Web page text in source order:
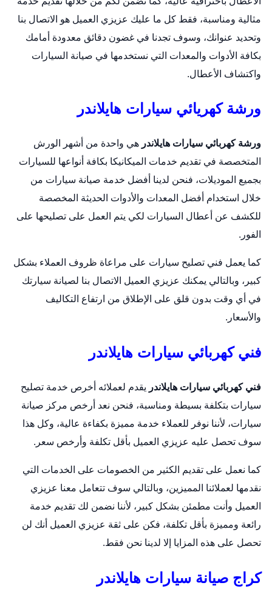
مثالية ومناسبة، فقط كل ما عليك عزيزي العميل هو الاتصال بنا
وتحديد عنوانك، وسوف تجدنا في غضون دقائق معدودة أمامك
بكافة الأدوات والمعدات التي نستخدمها في صيانة السيارات
واكتشاف الأعطال.
ورشة كهريائي سيارات هايلاندر
ورشة كهربائي سيارات هايلاندر هي واحدة من أشهر الورش
المتخصصة في تقديم خدمات الميكانيكا بكافة أنواعها للسيارات
بجميع الموديلات، فنحن لدينا أفضل خدمة صيانة سيارات من
خلال استخدام أفضل المعدات والأدوات الحديثة المخصصة
للكشف عن أعطال السيارات لكي يتم العمل على تصليحها على
الفور.
كما يعمل فني تصليح سيارات على مراعاة ظروف العملاء بشكل
كبير، وبالتالي يمكنك عزيزي العميل الاتصال بنا لصيانة سيارتك
في أي وقت بدون قلق على الإطلاق من ارتفاع التكاليف
والأسعار.
فني كهربائي سيارات هايلاندر
فني كهربائي سيارات هايلاندر يقدم لعملائه أخرص خدمة تصليح
سيارات بتكلفة بسيطة ومناسبة، فنحن نعد أرخص مركز صيانة
سيارات، لأننا نوفر للعملاء خدمة مميزة بكفاءة عالية، وكل هذا
سوف تحصل عليه عزيزي العميل بأقل تكلفة وأرخص سعر.
كما نعمل على تقديم الكثير من الخصومات على الخدمات التي
نقدمها لعملائنا المميزين، وبالتالي سوف تتعامل معنا عزيزي
العميل وأنت مطمئن بشكل كبير، لأننا نضمن لك تقديم خدمة
رائعة ومميزة بأقل تكلفة، فكن على ثقة عزيزي العميل أنك لن
تحصل على هذه المزايا إلا لدينا نحن فقط.
كراج صيانة سيارات هايلاندر